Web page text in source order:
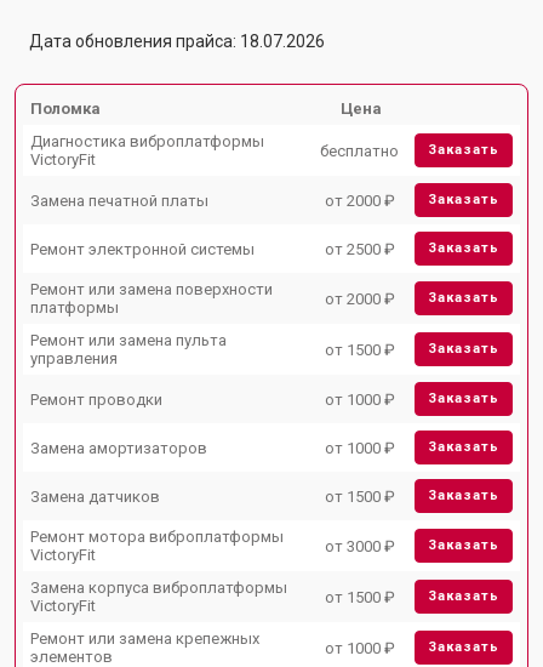
Дата обновления прайса: 18.07.2026
Поломка
Цена
Диагностика виброплатформы
VictoryFit
бесплатно Заказать
Замена печатной платы от 2000 ₽ Заказать
Ремонт электронной системы от 2500 ₽ Заказать
Ремонт или замена поверхности
платформы
от 2000 ₽ Заказать
Ремонт или замена пульта
управления
от 1500 ₽ Заказать
Ремонт проводки от 1000 ₽ Заказать
Замена амортизаторов от 1000 ₽ Заказать
Замена датчиков от 1500 ₽ Заказать
Ремонт мотора виброплатформы
VictoryFit
от 3000 ₽ Заказать
Замена корпуса виброплатформы
VictoryFit
от 1500 ₽ Заказать
Ремонт или замена крепежных
элементов
от 1000 ₽ Заказать